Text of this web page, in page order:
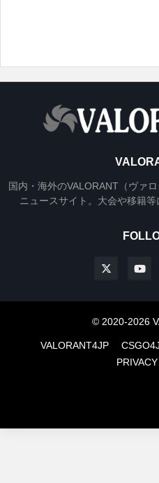
国内・海外のVALORANT（ヴァ
ニュースサイト。大会や移籍等
© 2020-2026
VALORANT4JP